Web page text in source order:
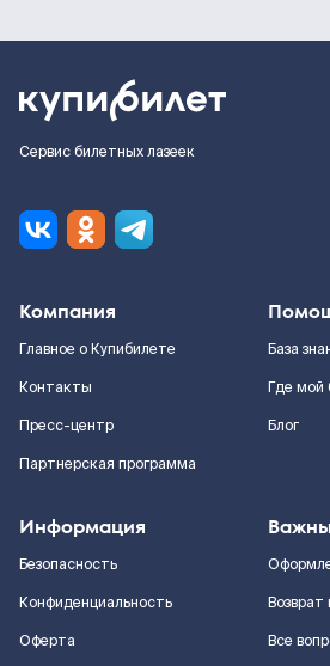
Сервис билетных лазеек
Компания
Главное о Купибилете
Контакты
Пресс-центр
Партнерская программа
База
Где мой
Блог
Информация
Безопасность
Конфиденциальность
Оферта
Возврат
Все